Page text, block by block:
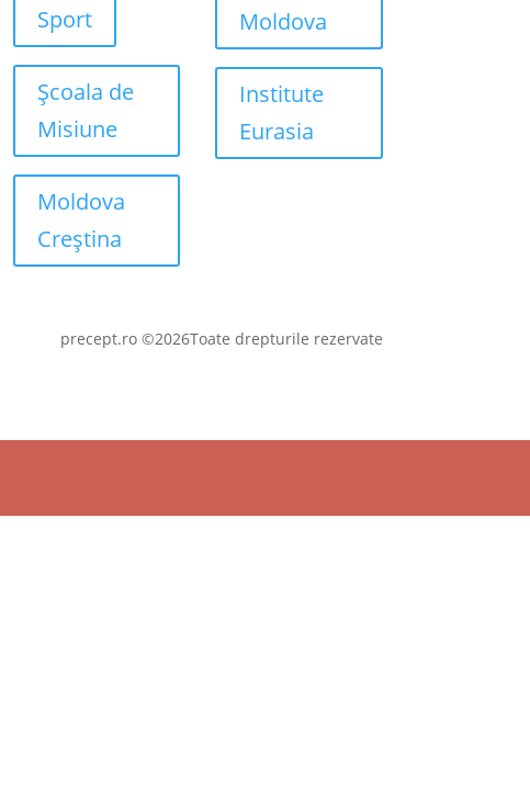
Sport
Școala de
Misiune
Moldova
Creștina
Moldova
Institute
Eurasia
precept.ro ©2026Toate drepturile rezervate